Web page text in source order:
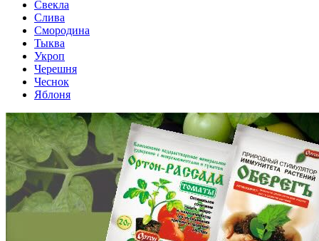
Свекла
Слива
Смородина
Тыква
Укроп
Черешня
Чеснок
Яблоня